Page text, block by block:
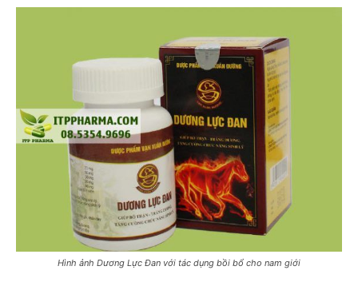
Hình ảnh Dương Lực Đan với tác dụng bồi bổ cho nam giới